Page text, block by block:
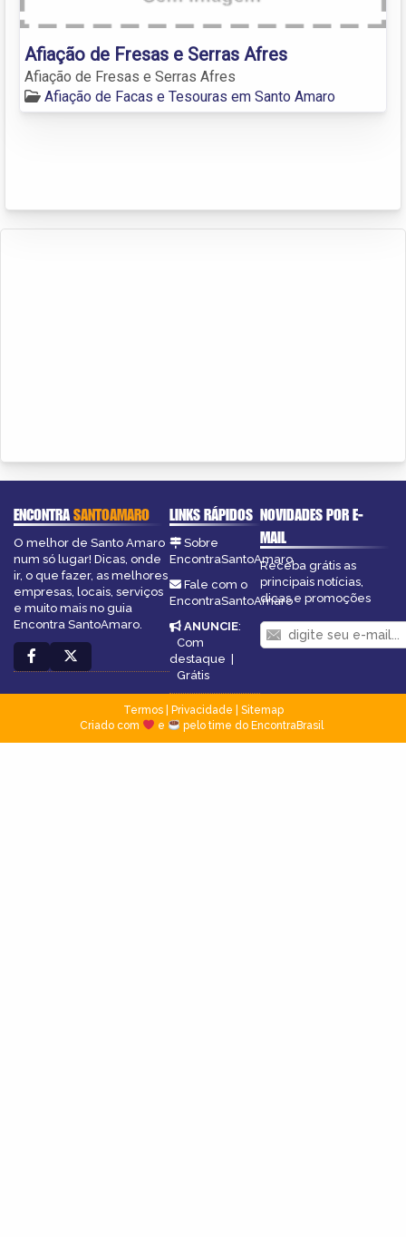
Afiação de Fresas e Serras Afres
Afiação de Fresas e Serras Afres
Afiação de Facas e Tesouras em Santo Amaro
ENCONTRASANTOAMARO
O melhor de Santo Amaro
num só lugar! Dicas, onde
ir, o que fazer, as melhores
empresas, locais, serviços
e muito mais no guia
Encontra SantoAmaro.
LINKS RÁPIDOS
Sobre
EncontraSantoAmaro
Fale com o
EncontraSantoAmaro
ANUNCIE:
Com
destaque |
Grátis
NOVIDADES POR E-
MAIL
Receba grátis as
principais notícias,
dicas e promoções
Termos| Privacidade
Sitemap
Criado com
e pelo time do EncontraBrasil